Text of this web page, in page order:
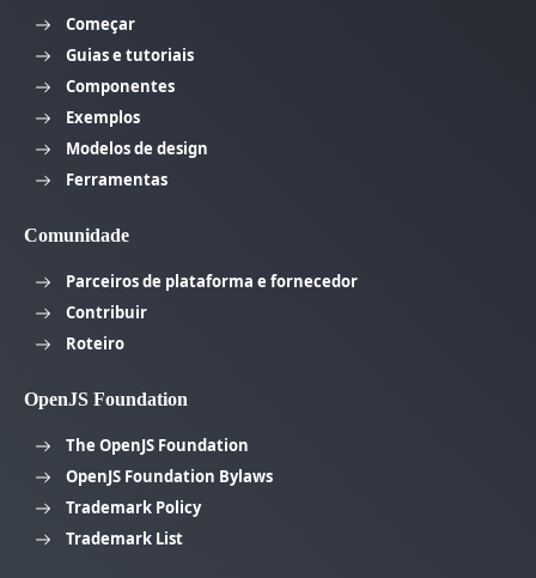
Começar
Guias e tutoriais
Componentes
Exemplos
Modelos de design
Ferramentas
Comunidade
Parceiros de plataforma e fornecedor
Contribuir
Roteiro
OpenJS Foundation
The OpenJS Foundation
OpenJS Foundation Bylaws
Trademark Policy
Trademark List